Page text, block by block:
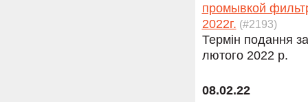
промывкой
2022г. (#2193)
Термін подання
лютого 2022 р.
08.02.22